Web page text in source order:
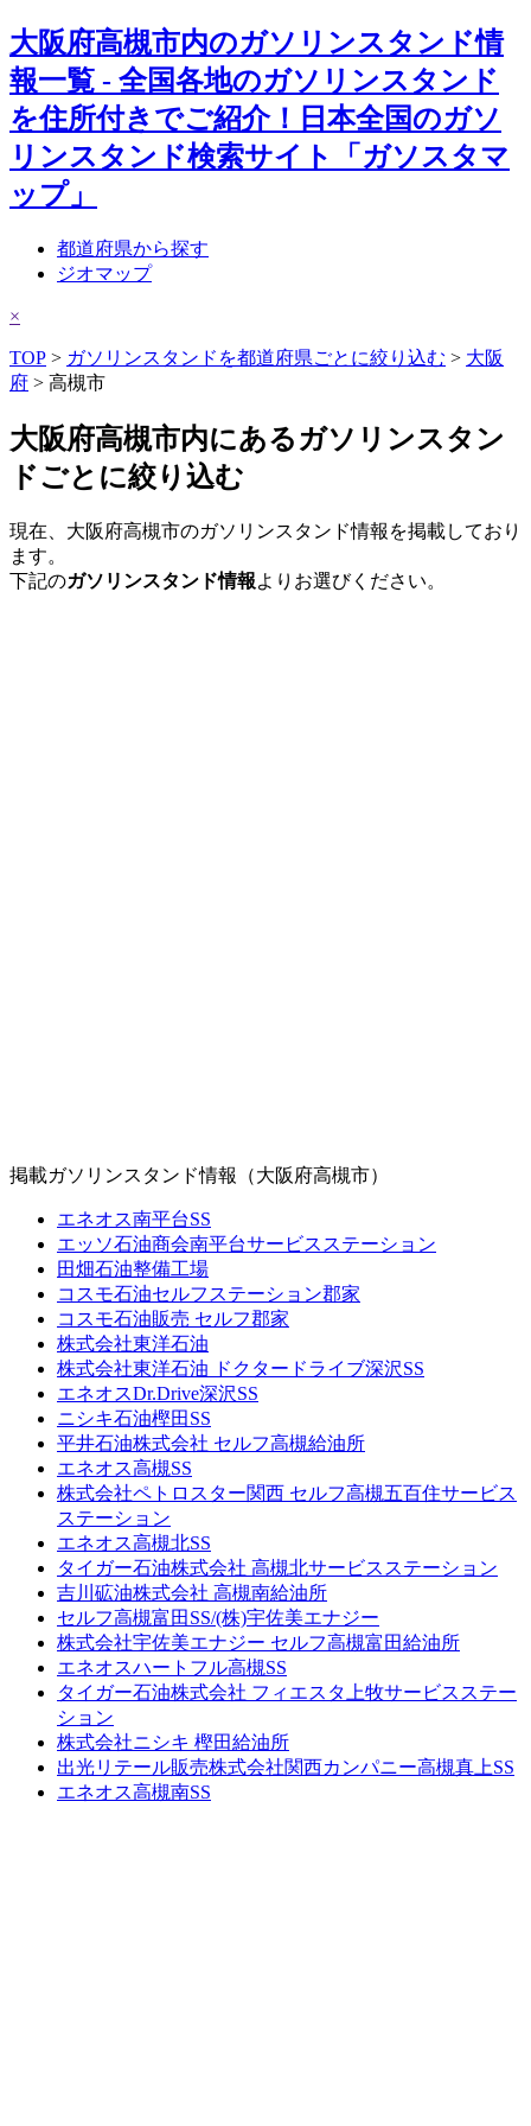
大阪府高槻市内のガソリンスタンド情
報一覧 - 全国各地のガソリンスタンド
を住所付きでご紹介！日本全国のガソ
リンスタンド検索サイト「ガソスタマ
ップ」
都道府県から探す
ジオマップ
×
TOP > ガソリンスタンドを都道府県ごとに絞り込む > 大阪
府 > 高槻市
大阪府高槻市内にあるガソリンスタン
ドごとに絞り込む
現在、大阪府高槻市のガソリンスタンド情報を掲載しており
ます。
下記のガソリンスタンド情報よりお選びください。
掲載ガソリンスタンド情報（大阪府高槻市）
エネオス南平台SS
エッソ石油商会南平台サービスステーション
田畑石油整備工場
コスモ石油セルフステーション郡家
コスモ石油販売 セルフ郡家
株式会社東洋石油
株式会社東洋石油 ドクタードライブ深沢SS
エネオスDr.Drive深沢SS
ニシキ石油樫田SS
平井石油株式会社 セルフ高槻給油所
エネオス高槻SS
株式会社ペトロスター関西 セルフ高槻五百住サービス
ステーション
エネオス高槻北SS
タイガー石油株式会社 高槻北サービスステーション
吉川砿油株式会社 高槻南給油所
セルフ高槻富田SS/(株)宇佐美エナジー
株式会社宇佐美エナジー セルフ高槻富田給油所
エネオスハートフル高槻SS
タイガー石油株式会社 フィエスタ上牧サービスステー
ション
株式会社ニシキ 樫田給油所
出光リテール販売株式会社関西カンパニー高槻真上SS
エネオス高槻南SS